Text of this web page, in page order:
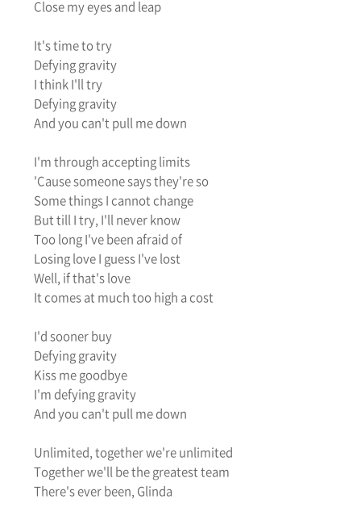
Close my eyes and leap
It's time to try
Defying gravity
I think I'll try
Defying gravity
And you can't pull me down
I'm through accepting limits
'Cause someone says they're so
Some things I cannot change
But till I try, I'll never know
Too long I've been afraid of
Losing love I guess I've lost
Well, if that's love
It comes at much too high a cost
I'd sooner buy
Defying gravity
Kiss me goodbye
I'm defying gravity
And you can't pull me down
Unlimited, together we're unlimited
Together we'll be the greatest team
There's ever been, Glinda